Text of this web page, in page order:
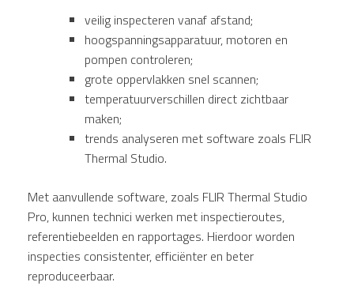
veilig inspecteren vanaf afstand;
hoogspanningsapparatuur, motoren en
pompen controleren;
grote oppervlakken snel scannen;
temperatuurverschillen direct zichtbaar
maken;
trends analyseren met software zoals FLIR
Thermal Studio.
Met aanvullende software, zoals FLIR Thermal Studio
Pro, kunnen technici werken met inspectieroutes,
referentiebeelden en rapportages. Hierdoor worden
inspecties consistenter, efficiënter en beter
reproduceerbaar.